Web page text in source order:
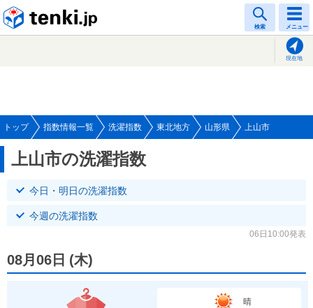
検索 メニュー
現在地
トップ 指数情報一覧 洗濯指数 東北地方 山形県 上山市
上山市の洗濯指数
今日・明日の洗濯指数
今週の洗濯指数
06日10:00発表
08月06日 (木)
晴